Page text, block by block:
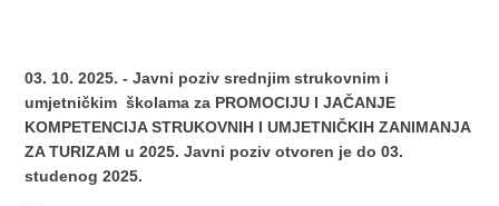
03. 10. 2025. - Javni poziv srednjim strukovnim i
umjetničkim školama za PROMOCIJU I JAČANJE
KOMPETENCIJA STRUKOVNIH I UMJETNIČKIH ZANIMANJA
ZA TURIZAM u 2025. Javni poziv otvoren je do 03.
studenog 2025.